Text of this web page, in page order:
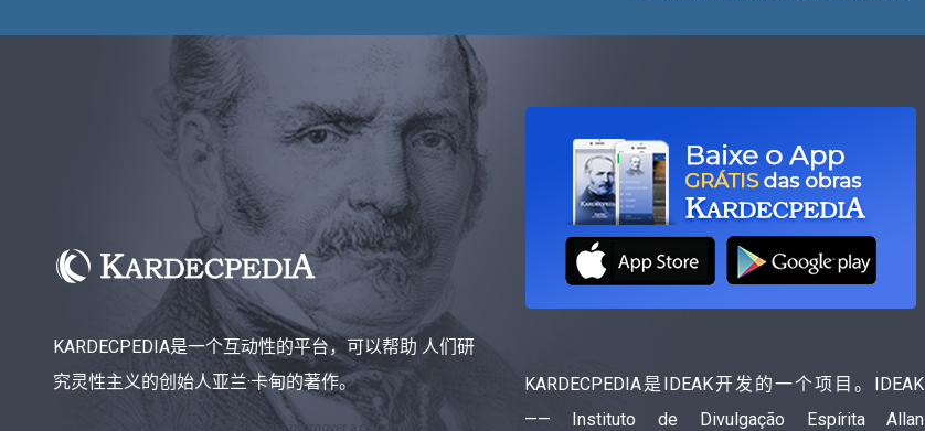
KARDECPEDIA是一个互动性的平台，可以帮助 人们研
究灵性主义的创始人亚兰·卡甸的著作。
KARDECPEDIA是IDEAK开发的一个项目。IDEAK
—— Instituto de Divulgação Espírita Allan